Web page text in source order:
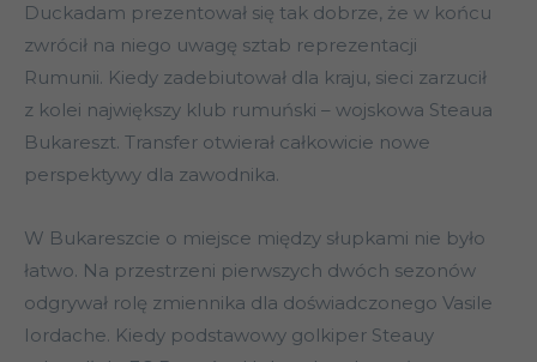
Duckadam prezentował się tak dobrze, że w końcu
zwrócił na niego uwagę sztab reprezentacji
Rumunii. Kiedy zadebiutował dla kraju, sieci zarzucił
z kolei największy klub rumuński – wojskowa Steaua
Bukareszt. Transfer otwierał całkowicie nowe
perspektywy dla zawodnika.
W Bukareszcie o miejsce między słupkami nie było
łatwo. Na przestrzeni pierwszych dwóch sezonów
odgrywał rolę zmiennika dla doświadczonego Vasile
Iordache. Kiedy podstawowy golkiper Steauy